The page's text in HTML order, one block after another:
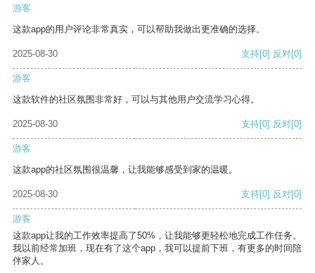
游客
这款app的用户评论非常真实，可以帮助我做出更准确的选择。
2025-08-30 支持[0] 反对[0]
游客
这款软件的社区氛围非常好，可以与其他用户交流学习心得。
2025-08-30 支持[0] 反对[0]
游客
这款app的社区氛围很温馨，让我能够感受到家的温暖。
2025-08-30 支持[0] 反对[0]
游客
这款app让我的工作效率提高了50%，让我能够更轻松地完成工作任务。
我以前经常加班，现在有了这个app，我可以提前下班，有更多的时间陪
伴家人。